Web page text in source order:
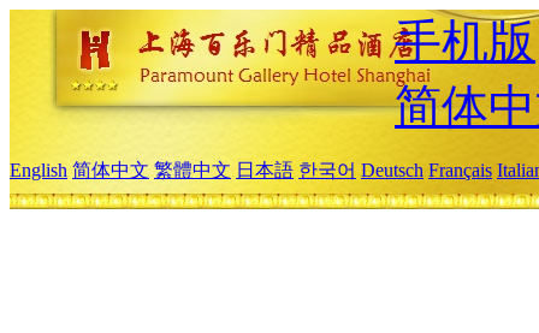
手机版
简体
English 简体中文 繁體中文 日本語 한국어 Deutsch Français